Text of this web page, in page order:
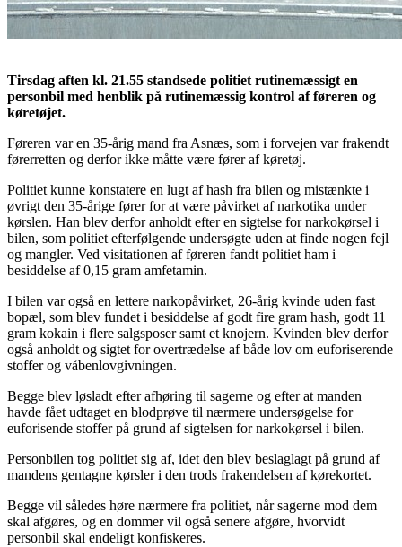
Tirsdag aften kl. 21.55 standsede politiet rutinemæssigt en
personbil med henblik på rutinemæssig kontrol af føreren og
køretøjet.
Føreren var en 35-årig mand fra Asnæs, som i forvejen var frakendt
førerretten og derfor ikke måtte være fører af køretøj.
Politiet kunne konstatere en lugt af hash fra bilen og mistænkte i
øvrigt den 35-årige fører for at være påvirket af narkotika under
kørslen. Han blev derfor anholdt efter en sigtelse for narkokørsel i
bilen, som politiet efterfølgende undersøgte uden at finde nogen fejl
og mangler. Ved visitationen af føreren fandt politiet ham i
besiddelse af 0,15 gram amfetamin.
I bilen var også en lettere narkopåvirket, 26-årig kvinde uden fast
bopæl, som blev fundet i besiddelse af godt fire gram hash, godt 11
gram kokain i flere salgsposer samt et knojern. Kvinden blev derfor
også anholdt og sigtet for overtrædelse af både lov om euforiserende
stoffer og våbenlovgivningen.
Begge blev løsladt efter afhøring til sagerne og efter at manden
havde fået udtaget en blodprøve til nærmere undersøgelse for
euforisende stoffer på grund af sigtelsen for narkokørsel i bilen.
Personbilen tog politiet sig af, idet den blev beslaglagt på grund af
mandens gentagne kørsler i den trods frakendelsen af kørekortet.
Begge vil således høre nærmere fra politiet, når sagerne mod dem
skal afgøres, og en dommer vil også senere afgøre, hvorvidt
personbil skal endeligt konfiskeres.